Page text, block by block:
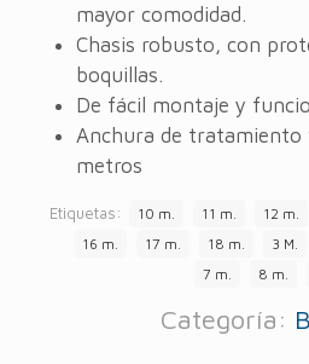
mayor comodidad.
Chasis robusto, con
boquillas.
De fácil montaje y
Anchura de tratamiento
metros
Categoría:
Etiquetas: 10 m. 11 m. 12 m.
16 m.
17 m. 18 m. 3 M.
7 m.
8 m.